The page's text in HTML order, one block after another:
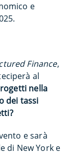
e
Finance,
al
nella
dei tassi
e sarà
di New York e